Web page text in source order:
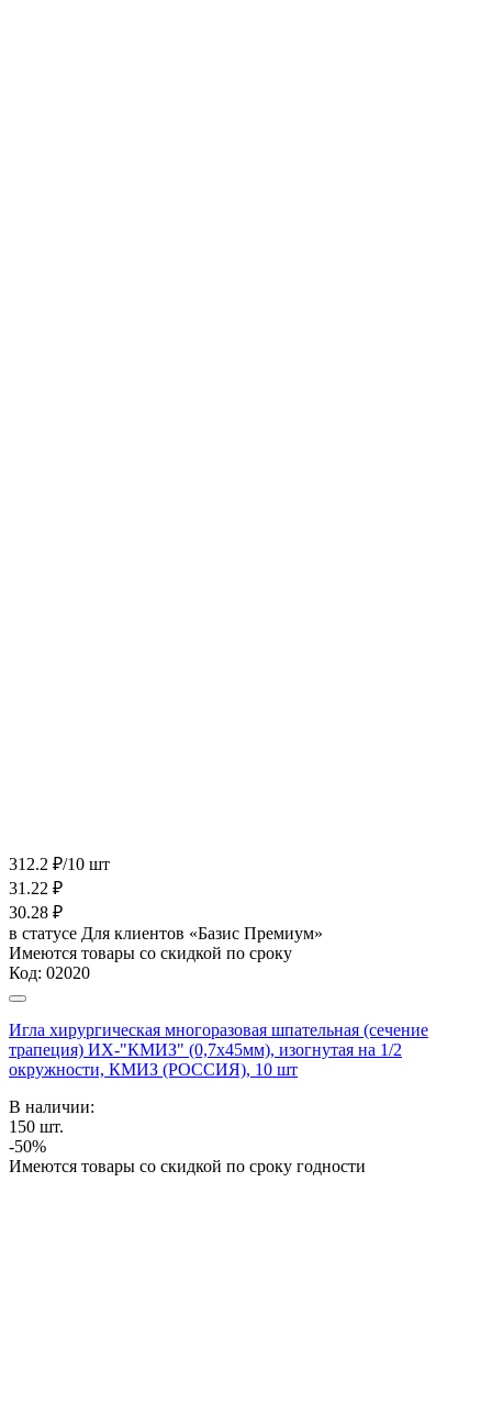
312.2 ₽/10 шт
31.22 ₽
30.28 ₽
в статусе Для клиентов «Базис Премиум»
Имеются товары со скидкой по сроку
Код: 02020
Игла хирургическая многоразовая шпательная (сечение
трапеция) ИХ-"КМИЗ" (0,7х45мм), изогнутая на 1/2
окружности, КМИЗ (РОССИЯ), 10 шт
В наличии:
150 шт.
-50%
Имеются товары со скидкой по сроку годности